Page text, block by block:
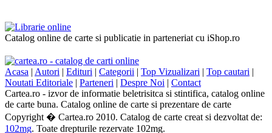
Catalog online de carte si publicatie in parteneriat cu iShop.ro
Acasa | Autori | Edituri | Categorii | Top Vizualizari | Top cautari |
Noutati Editoriale | Parteneri | Despre Noi | Contact
Cartea.ro - izvor de informatie beletrisitca si stintifica, catalog online
de carte buna. Catalog online de carte si prezentare de carte
Copyright � Cartea.ro 2010. Catalog de carte creat si dezvoltat de:
102mg. Toate drepturile rezervate 102mg.